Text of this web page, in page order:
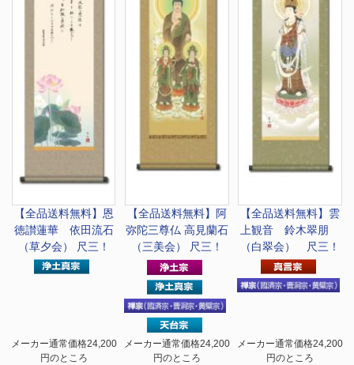
【全品送料無料】 恩
徳讃蓮華 依田流石
（草夕会） 尺三！
メーカー通常価格24,200
円のところ
【全品送料無料】
阿
弥陀三尊仏 高見蘭石
（三美会） 尺三！
メーカー通常価格24,200
円のところ
【全品送料無料】 雲
上観音 鈴木翠朋
（白翠会） 尺三！
メーカー通常価格24,200
円のところ